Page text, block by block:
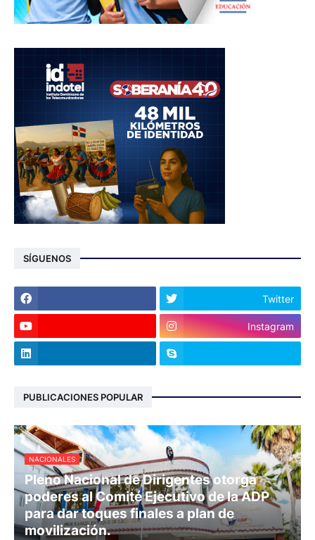
SÍGUENOS
Twitter
Instagram
PUBLICACIONES POPULAR
NACIONALES
Pleno Nacional de Dirigentes otorga
poderes al Comité Ejecutivo de la ADP
para dar toques finales a plan de
movilización.